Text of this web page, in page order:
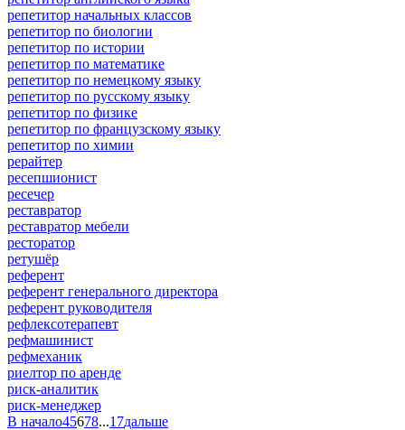
репетитор начальных классов
репетитор по биологии
репетитор по истории
репетитор по математике
репетитор по немецкому языку
репетитор по русскому языку
репетитор по физике
репетитор по французскому языку
репетитор по химии
рерайтер
ресепшионист
ресечер
реставратор
реставратор мебели
ресторатор
ретушёр
референт
референт генерального директора
референт руководителя
рефлексотерапевт
рефмашинист
рефмеханик
риелтор по аренде
риск-аналитик
риск-менеджер
В начало45678...17дальше